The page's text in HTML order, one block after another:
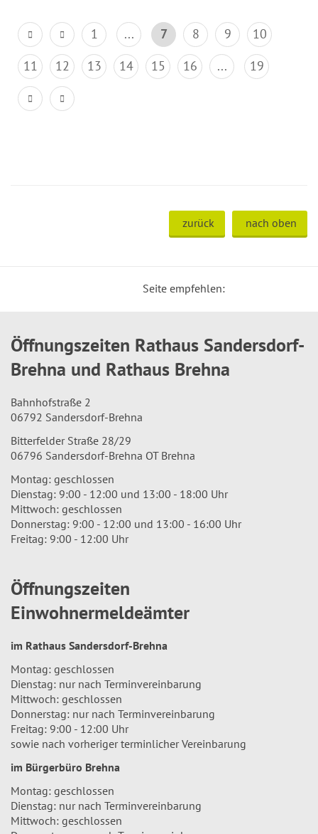
1 ... 7 8 9
10
11
12 13 14 15 16 ... 19
zurück nach oben
Seite empfehlen:
Öffnungszeiten Rathaus Sandersdorf-
Brehna und Rathaus Brehna
Bahnhofstraße 2
06792 Sandersdorf-Brehna
Bitterfelder Straße 28/29
06796 Sandersdorf-Brehna OT Brehna
Montag: geschlossen
Dienstag: 9:00 - 12:00 und 13:00 - 18:00 Uhr
Mittwoch: geschlossen
Donnerstag: 9:00 - 12:00 und 13:00 - 16:00 Uhr
Freitag: 9:00 - 12:00 Uhr
Öffnungszeiten
Einwohnermeldeämter
im Rathaus Sandersdorf-Brehna
Montag: geschlossen
Dienstag: nur nach Terminvereinbarung
Mittwoch: geschlossen
Donnerstag: nur nach Terminvereinbarung
Freitag: 9:00 - 12:00 Uhr
sowie nach vorheriger terminlicher Vereinbarung
im Bürgerbüro Brehna
Montag: geschlossen
Dienstag: nur nach Terminvereinbarung
Mittwoch: geschlossen